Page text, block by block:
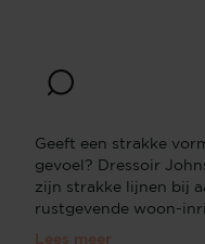
Geeft een strakke
gevoel? Dressoir
zijn strakke lijnen bij
rustgevende woon-
Lees meer